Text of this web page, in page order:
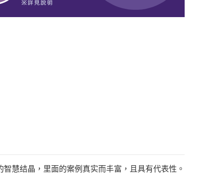
慧结晶，里面的案例真实而丰富，且具有代表性。